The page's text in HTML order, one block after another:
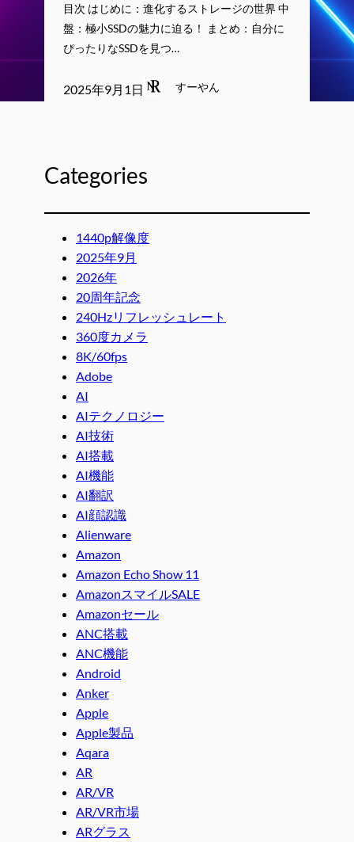
目次 はじめに：進化するストレージの世界 中
盤：極小SSDの魅力に迫る！ まとめ：自分に
ぴったりなSSDを見つ…
2025年9月1日 すーやん
Categories
1440p解像度
2025年9月
2026年
20周年記念
240Hzリフレッシュレート
360度カメラ
8K/60fps
Adobe
AI
AIテクノロジー
AI技術
AI搭載
AI機能
AI翻訳
AI顔認識
Alienware
Amazon
Amazon Echo Show 11
AmazonスマイルSALE
Amazonセール
ANC搭載
ANC機能
Android
Anker
Apple
Apple製品
Aqara
AR
AR/VR
AR/VR市場
ARグラス